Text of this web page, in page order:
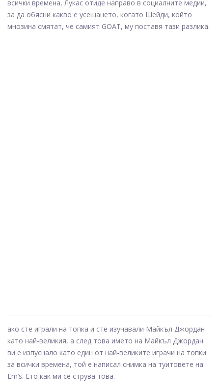
всички времена, Лукас отиде направо в социалните медии,
за да обясни какво е усещането, когато Шейди, който
мнозина смятат, че самият GOAT, му поставя тази разлика.
ако сте играли на топка и сте изучавали Майкъл Джордан
като най-великия, а след това името на Майкъл Джордан
ви е изпуснало като един от най-великите играчи на топки
за всички времена, той е написал снимка на туитовете на
Em’s. Ето как ми се струва това.